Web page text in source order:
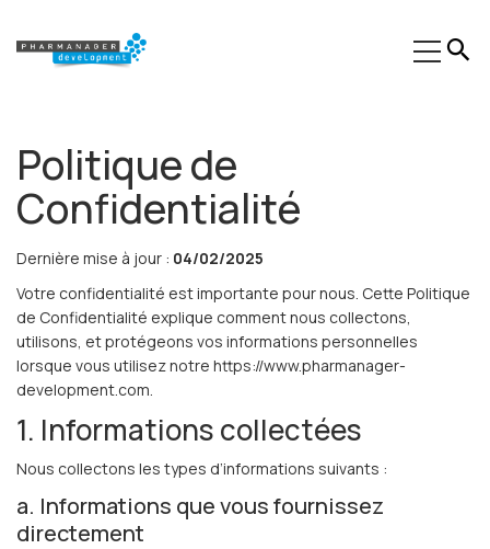
Expertises
Secteurs
Formations
Phinn®
Pheed®
Actualités
À propos
Contact
Français
Politique de
Confidentialité
Dernière mise à jour : 04/02/2025
Votre confidentialité est importante pour nous. Cette Politique
de Confidentialité explique comment nous collectons,
utilisons, et protégeons vos informations personnelles
lorsque vous utilisez notre https://www.pharmanager-
development.com.
1. Informations collectées
Nous collectons les types d’informations suivants :
a. Informations que vous fournissez
directement